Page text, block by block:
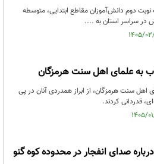
نوبت دوم دانش‌آموزان مقاطع ابتدایی، متوسطه
در سراسر استان به‌ ....
به علمای اهل سنت هرمزگان
اهل سنت هرمزگان، از ابراز همدردی آنان در پی
قدردانی کردند.
صدای انفجار در محدوده کوه گنو